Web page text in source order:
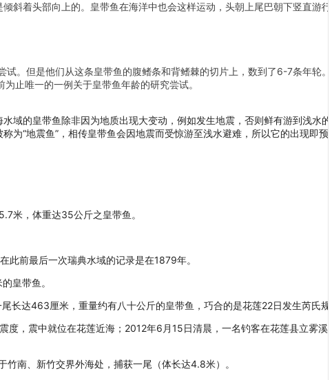
斜着头部向上的。皇带鱼在海洋中也会这样运动，头朝上尾巴朝下竖直游行
。但是他们从这条皇带鱼的腹鳍条和背鳍棘的切片上，数到了6-7条年轮
止唯一的一例关于皇带鱼年龄的研究尝试。
域的皇带鱼除非因为地质出现大变动，例如发生地震，否则鲜有游到浅水的
为“地震鱼”，相传皇带鱼会因地震而受惊游至浅水避难，所以它的出现即预
米，体重达35公斤之皇带鱼。
前最后一次瑞典水域的记录是在1879年。
皇带鱼。
长达463厘米，重量约有八十公斤的皇带鱼，巧合的是花莲22日发生芮氏规
度，震中就位在花莲近海；2012年6月15日清晨，一名钓客在花莲县立雾溪
南、新竹交界外海处，捕获一尾（体长达4.8米）。